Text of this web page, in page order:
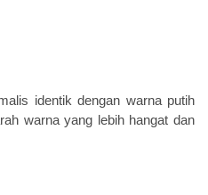
identik dengan warna putih
warna yang lebih hangat dan